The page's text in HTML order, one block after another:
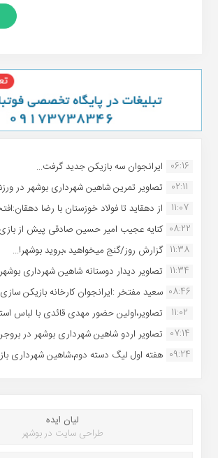
06:16 ایرانجوان سه بازیکن جدید گرفت...
02:11
تصاویر تمرین شاهین شهردارى بوشهر در
11:07
از دهقاید تا فولاد خوزستان با رضا
08:22 کنایه عجیب امیر حسین صادقی پیش از
11:38 گزارش روز/گنج میخواهید ،بروید بوشهر!...
11:34 تصاویر دیدار دوستانه شاهین شهردارى
08:46 سعید مفتخر :ایرانجوان کارخانه بازیکن سازی
11:02
تصاویر،اولین حضور مهدی قائدی با لباس
07:14 تصاویر اردو شاهین شهرداری بوشهر در
09:24 هفته اول لیگ دسته دوم،شاهین شهرداری
لیان ایده
طراحی سایت در بوشهر